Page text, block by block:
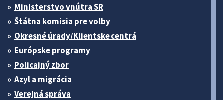
Ministerstvo vnútra SR
Štátna komisia pre volby
Okresné úrady/Klientske centrá
Európske programy
Policajný zbor
Azyl a migrácia
Verejná správa